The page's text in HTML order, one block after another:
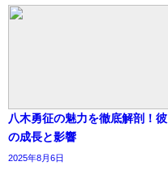
八木勇征の魅力を徹底解剖！彼
の成長と影響
2025年8月6日